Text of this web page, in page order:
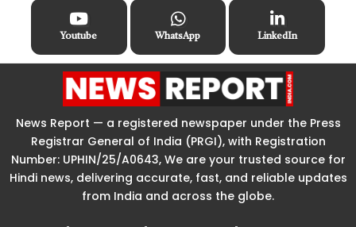
Youtube WhatsApp LinkedIn
News Report — a registered newspaper under the Press
Registrar General of India (PRGI), with Registration
Number: UPHIN/25/A0643, We are your trusted source for
Hindi news, delivering accurate, fast, and reliable updates
from India and across the globe.